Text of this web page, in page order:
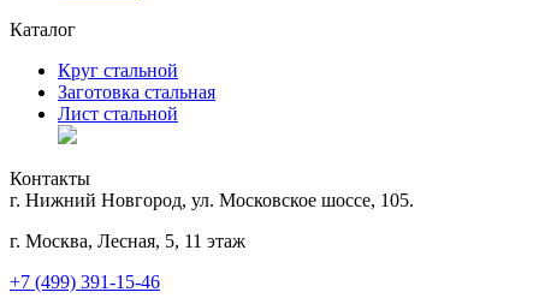
Каталог
Круг стальной
Заготовка стальная
Лист стальной
Контакты
г. Нижний Новгород, ул. Московское шоссе, 105.
г. Москва, Лесная, 5, 11 этаж
+7 (499) 391-15-46